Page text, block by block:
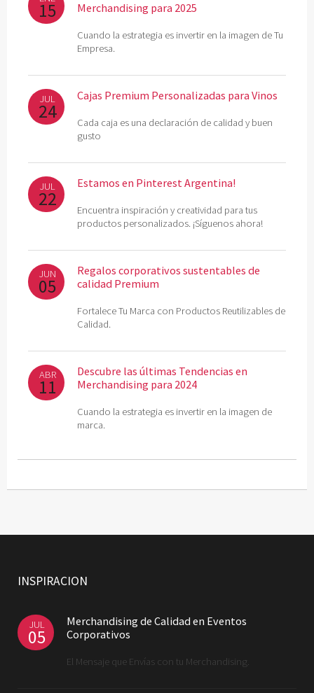
15
Merchandising para 2025
Cuando la estrategia es invertir en la imagen de Tu
Empresa.
JUL
24
Cajas Premium Personalizadas para Vinos
Cada caja es una declaración de calidad y buen
gusto
JUL
22
Estamos en Pinterest Argentina!
Encuentra inspiración y creatividad para tus
productos personalizados. ¡Síguenos ahora!
JUN
05
Regalos corporativos sustentables de
calidad Premium
Fortalece Tu Marca con Productos Reutilizables de
Calidad.
ABR
11
Descubre las últimas Tendencias en
Merchandising para 2024
Cuando la estrategia es invertir en la imagen de
marca.
INSPIRACION
JUL
05
Merchandising de Calidad en Eventos
Corporativos
El Mensaje que Envías con tu Merchandising.